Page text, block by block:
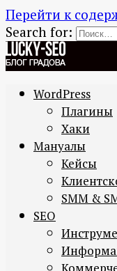
Перейти к
Search for:
WordPress
Плагины
Хаки
Мануалы
Кейсы
SMM &
SEO